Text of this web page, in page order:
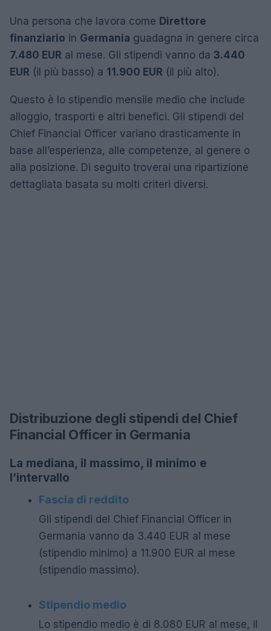
Una persona che lavora come Direttore
finanziario in Germania guadagna in genere circa
7.480 EUR al mese. Gli stipendi vanno da 3.440
EUR (il più basso) a 11.900 EUR (il più alto).
Questo è lo stipendio mensile medio che include
alloggio, trasporti e altri benefici. Gli stipendi del
Chief Financial Officer variano drasticamente in
base all’esperienza, alle competenze, al genere o
alla posizione. Di seguito troverai una ripartizione
dettagliata basata su molti criteri diversi.
Distribuzione degli stipendi del Chief
Financial Officer in Germania
La mediana, il massimo, il minimo e
l’intervallo
Fascia di reddito
Gli stipendi del Chief Financial Officer in
Germania vanno da 3.440 EUR al mese
(stipendio minimo) a 11.900 EUR al mese
(stipendio massimo).
Stipendio medio
Lo stipendio medio è di 8.080 EUR al mese, il